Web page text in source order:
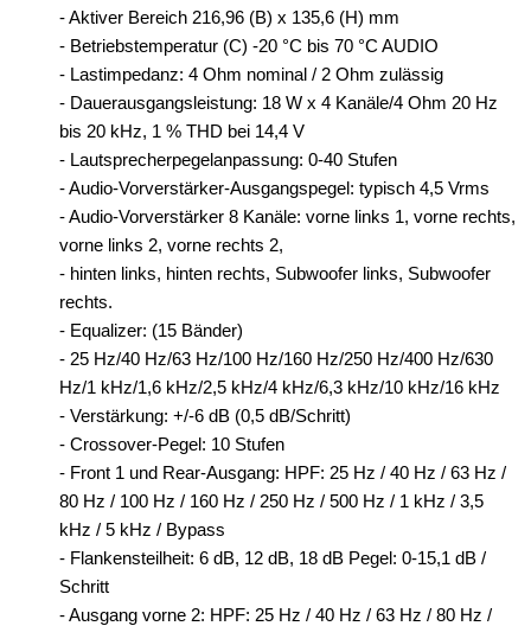
- Aktiver Bereich 216,96 (B) x 135,6 (H) mm
- Betriebstemperatur (C) -20 °C bis 70 °C AUDIO
- Lastimpedanz: 4 Ohm nominal / 2 Ohm zulässig
- Dauerausgangsleistung: 18 W x 4 Kanäle/4 Ohm 20 Hz
bis 20 kHz, 1 % THD bei 14,4 V
- Lautsprecherpegelanpassung: 0-40 Stufen
- Audio-Vorverstärker-Ausgangspegel: typisch 4,5 Vrms
- Audio-Vorverstärker 8 Kanäle: vorne links 1, vorne rechts,
vorne links 2, vorne rechts 2,
- hinten links, hinten rechts, Subwoofer links, Subwoofer
rechts.
- Equalizer: (15 Bänder)
- 25 Hz/40 Hz/63 Hz/100 Hz/160 Hz/250 Hz/400 Hz/630
Hz/1 kHz/1,6 kHz/2,5 kHz/4 kHz/6,3 kHz/10 kHz/16 kHz
- Verstärkung: +/-6 dB (0,5 dB/Schritt)
- Crossover-Pegel: 10 Stufen
- Front 1 und Rear-Ausgang: HPF: 25 Hz / 40 Hz / 63 Hz /
80 Hz / 100 Hz / 160 Hz / 250 Hz / 500 Hz / 1 kHz / 3,5
kHz / 5 kHz / Bypass
- Flankensteilheit: 6 dB, 12 dB, 18 dB Pegel: 0-15,1 dB /
Schritt
- Ausgang vorne 2: HPF: 25 Hz / 40 Hz / 63 Hz / 80 Hz /